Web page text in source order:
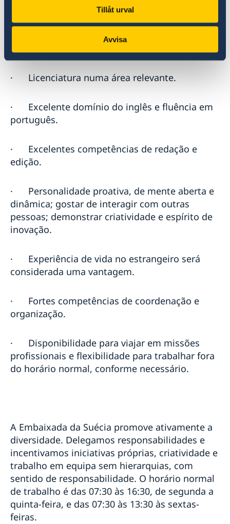
Tillåt urval
Avvisa
Requisitos
· Licenciatura numa área relevante.
· Excelente domínio do inglês e fluência em
português.
· Excelentes competências de redação e
edição.
· Personalidade proativa, de mente aberta e
dinâmica; gostar de interagir com outras
pessoas; demonstrar criatividade e espírito de
inovação.
· Experiência de vida no estrangeiro será
considerada uma vantagem.
· Fortes competências de coordenação e
organização.
· Disponibilidade para viajar em missões
profissionais e flexibilidade para trabalhar fora
do horário normal, conforme necessário.
A Embaixada da Suécia promove ativamente a
diversidade. Delegamos responsabilidades e
incentivamos iniciativas próprias, criatividade e
trabalho em equipa sem hierarquias, com
sentido de responsabilidade. O horário normal
de trabalho é das 07:30 às 16:30, de segunda a
quinta-feira, e das 07:30 às 13:30 às sextas-
feiras.